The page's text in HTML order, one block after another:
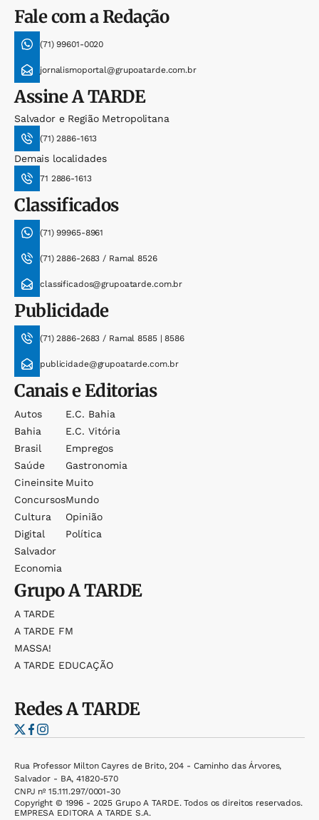
Fale com a Redação
(71) 99601-0020
jornalismoportal@grupoatarde.com.br
AssineA TARDE
Salvador e Região Metropolitana
(71) 2886-1613
Demais localidades
71 2886-1613
Classificados
(71) 99965-8961
(71) 2886-2683 / Ramal 8526
classificados@grupoatarde.com.br
Publicidade
(71) 2886-2683 / Ramal 8585 | 8586
publicidade@grupoatarde.com.br
Canais e Editorias
Autos
Bahia
Brasil
Saúde
Cineinsite
Concursos
Cultura
Digital
Salvador
Economia
E.c. Bahia
E.c. Vitória
Empregos
Gastronomia
Muito
Mundo
Opinião
Política
GrupoA TARDE
A TARDE
A TARDE FM
MASSA!
A TARDE EDUCAÇÃO
RedesA TARDE
Rua Professor Milton Cayres de Brito, 204 - Caminho das Árvores,
Salvador - BA, 41820-570
CNPJ nº 15.111.297/0001-30
Copyright © 1996 - 2025 Grupo A TARDE. Todos os direitos reservados.
EMPRESA EDITORA A TARDE S.A.